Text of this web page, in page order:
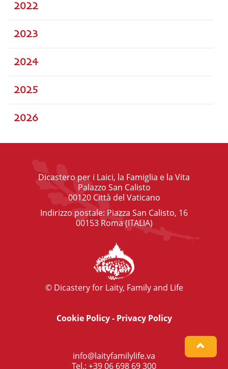
2022
2023
2024
2025
2026
Dicastero per i Laici, la Famiglia e la Vita
Palazzo San Calisto
00120 Città del Vaticano
Indirizzo postale: Piazza San Calisto, 16
00153 Roma (ITALIA)
© Dicastery for Laity, Family and Life
Cookie Policy- Privacy Policy
info@laityfamilylife.va
Tel.: +39 06 698 69 300